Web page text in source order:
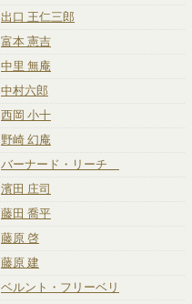
出口 王仁三郎
富本 憲吉
中里 無庵
中村六郎
西岡 小十
野崎 幻庵
バーナード・リーチ
濱田 庄司
藤田 喬平
藤原 啓
藤原 建
ベルント・フリーベリ